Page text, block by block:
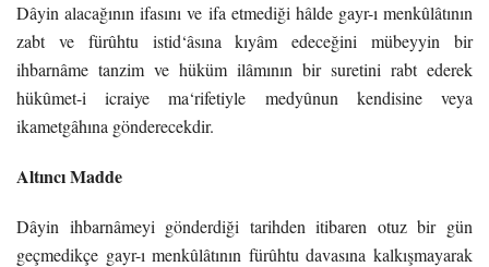
Dâyin alacağının ifasını ve ifa etmediği hâlde gayr-ı menkûlâtının
zabt ve fürûhtu istid‘âsına kıyâm edeceğini mübeyyin bir
ihbarnâme tanzim ve hüküm ilâmının bir suretini rabt ederek
hükûmet-i icraiye ma‘rifetiyle medyûnun kendisine veya
ikametgâhına gönderecekdir.
Altıncı Madde
Dâyin ihbarnâmeyi gönderdiği tarihden itibaren otuz bir gün
geçmedikçe gayr-ımenkûlâtının fürûhtu davasına kalkışmayarak